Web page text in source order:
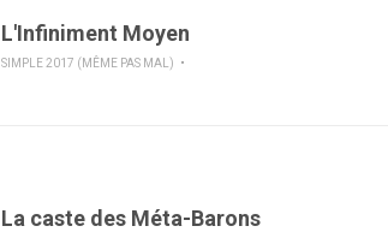
L'Infiniment Moyen
SIMPLE 2017 (MÊME PAS MAL)
La caste des Méta-Barons